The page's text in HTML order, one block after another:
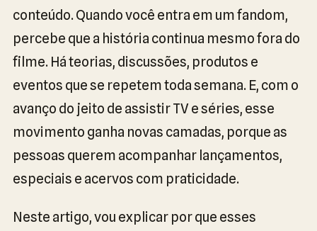
conteúdo. Quando você entra em um fandom,
percebe que a história continua mesmo fora do
filme. Há teorias, discussões, produtos e
eventos que se repetem toda semana. E, com o
avanço do jeito de assistir TV e séries, esse
movimento ganha novas camadas, porque as
pessoas querem acompanhar lançamentos,
especiais e acervos com praticidade.
Neste artigo, vou explicar por que esses